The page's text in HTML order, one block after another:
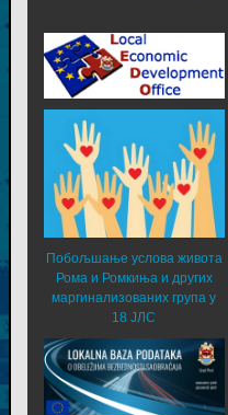
Побољшање услова живота
Рома и Ромкиња и других
маргинализованих група у
18 ЈЛС